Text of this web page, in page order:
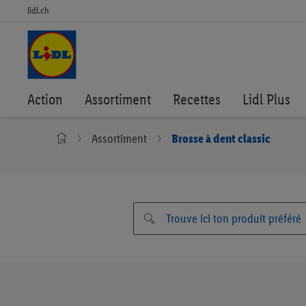
lidl.ch
Action Assortiment Recettes Lidl Plus
Assortiment Brosse à dent classic